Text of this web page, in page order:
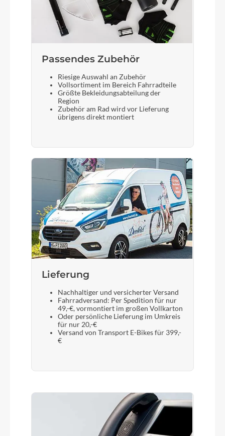
Passendes Zubehör
Riesige Auswahl an Zubehör
Vollsortiment im Bereich Fahrradteile
Größte Bekleidungsabteilung der
Region
Zubehör am Rad wird vor Lieferung
übrigens direkt montiert
Lieferung
Nachhaltiger und versicherter Versand
Fahrradversand: Per Spedition für nur
49,-€, vormontiert im großen Vollkarton
Oder persönliche Lieferung im Umkreis
für nur 20,-€
Versand von Transport E-Bikes für 399,-
€